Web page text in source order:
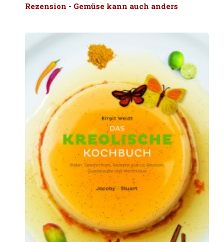
Rezension - Gemüse kann auch anders